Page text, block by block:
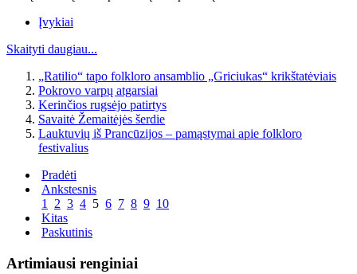
Įvykiai
Skaityti daugiau...
„Ratilio“ tapo folkloro ansamblio „Griciukas“ krikštatėviais
Pokrovo varpų atgarsiai
Kerinčios rugsėjo patirtys
Savaitė Žemaitėjės šerdie
Lauktuvių iš Prancūzijos – pamąstymai apie folkloro
festivalius
Pradėti
Ankstesnis
1 2 3 4 5 6 7 8 9 10
Kitas
Paskutinis
Artimiausi renginiai